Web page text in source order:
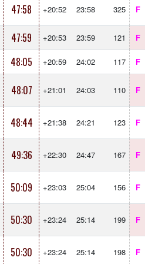
47:58 +20:52 23:58 325 F
47:59 +20:53 23:59 121 F
48:05 +20:59 24:02 117 F
48:07 +21:01 24:03 110 F
48:44 +21:38 24:21 123 F
49:36 +22:30 24:47 167 F
50:09 +23:03 25:04 156 F
50:30 +23:24 25:14 199 F
50:30 +23:24 25:14 198 F